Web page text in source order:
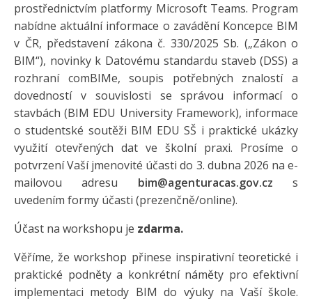
prostřednictvím platformy Microsoft Teams. Program
nabídne aktuální informace o zavádění Koncepce BIM
v ČR, představení zákona č. 330/2025 Sb. („Zákon o
BIM“), novinky k Datovému standardu staveb (DSS) a
rozhraní comBIMe, soupis potřebných znalostí a
dovedností v souvislosti se správou informací o
stavbách (BIM EDU University Framework), informace
o studentské soutěži BIM EDU SŠ i praktické ukázky
využití otevřených dat ve školní praxi. Prosíme o
potvrzení Vaší jmenovité účasti do 3. dubna 2026 na e-
mailovou adresu bim@agenturacas.gov.cz s
uvedením formy účasti (prezenčně/online).
Účast na workshopu je zdarma.
Věříme, že workshop přinese inspirativní teoretické i
praktické podněty a konkrétní náměty pro efektivní
implementaci metody BIM do výuky na Vaší škole.